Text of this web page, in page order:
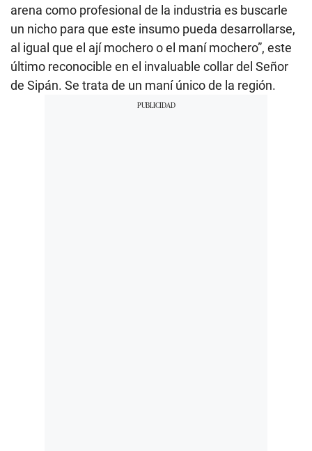
arena como profesional de la industria es buscarle
un nicho para que este insumo pueda desarrollarse,
al igual que el ají mochero o el maní mochero”, este
último reconocible en el invaluable collar del Señor
de Sipán. Se trata de un maní único de la región.